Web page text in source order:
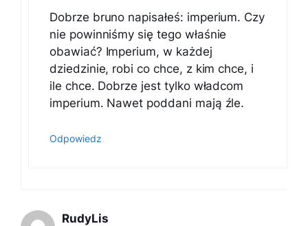
Dobrze bruno napisałeś: imperium. Czy
nie powinniśmy się tego właśnie
obawiać? Imperium, w każdej
dziedzinie, robi co chce, z kim chce, i
ile chce. Dobrze jest tylko władcom
imperium. Nawet poddani mają źle.
Odpowiedz
RudyLis